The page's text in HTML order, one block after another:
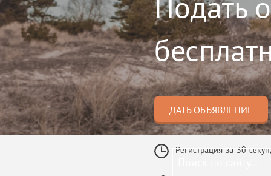
ДАТЬ ОБЪЯВЛЕНИЕ
Регистрация за 30